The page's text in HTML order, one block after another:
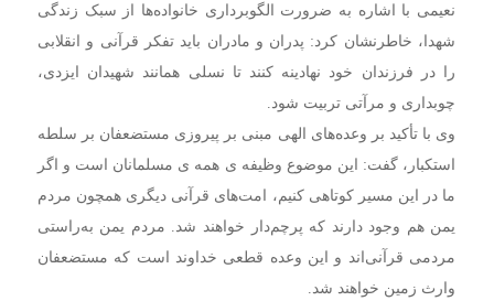
نعیمی با اشاره به ضرورت الگوبرداری خانواده‌ها از سبک زندگی
شهدا، خاطرنشان کرد: پدران و مادران باید تفکر قرآنی و انقلابی
را در فرزندان خود نهادینه کنند تا نسلی همانند شهیدان ایزدی،
چوبداری و مرآتی تربیت شود.
وی با تأکید بر وعده‌های الهی مبنی بر پیروزی مستضعفان بر سلطه
استکبار، گفت: این موضوع وظیفه ی همه ی مسلمانان است و اگر
ما در این مسیر کوتاهی کنیم، امت‌های قرآنی دیگری همچون مردم
یمن هم وجود دارند که پرچم‌دار خواهند شد. مردم یمن به‌راستی
مردمی قرآنی‌اند و این وعده قطعی خداوند است که مستضعفان
وارث زمین خواهند شد.